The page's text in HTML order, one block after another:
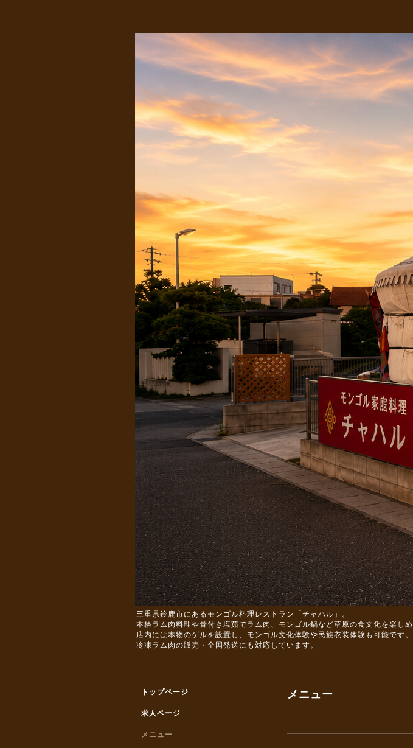
三重県鈴鹿市にあるモンゴル料理レストラン「チャハル」。
本格ラム肉料理や骨付き塩茹でラム肉、モンゴル鍋など草原の食文化を楽しめ
店内には本物のゲルを設置し、モンゴル文化体験や民族衣装体験も可能です。
冷凍ラム肉の販売・全国発送にも対応しています。
メニュー
トップページ
求人ページ
メニュー